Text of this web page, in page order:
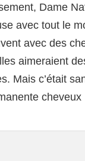
Dame
avec tout le
avec des
aimeraient
Mais c’était
cheveux